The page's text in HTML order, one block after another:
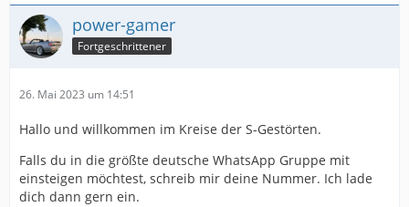
power-gamer
Fortgeschrittener
26. Mai 2023 um 14:51
Hallo und willkommen im Kreise der S-Gestörten.
Falls du in die größte deutsche WhatsApp Gruppe mit
einsteigen möchtest, schreib mir deine Nummer. Ich lade
dich dann gern ein.